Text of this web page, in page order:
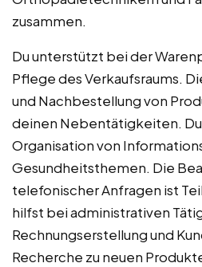
zusammen.
Du unterstützt bei der
Pflege des Verkaufsraums.
und Nachbestellung von
deinen Nebentätigkeiten.
Organisation von
Gesundheitsthemen. Die
telefonischer Anfragen ist
hilfst bei administrativen
Rechnungserstellung und
Recherche zu neuen